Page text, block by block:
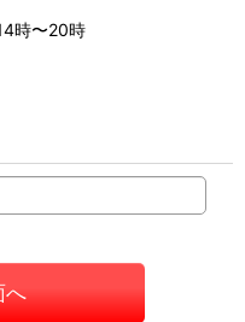
時〜20時
へ